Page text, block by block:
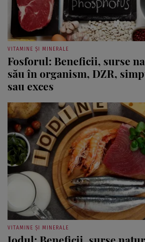
Fosforul: Beneficii, surse
său în organism, DZR,
sau exces
Iodul: Beneficii, surse